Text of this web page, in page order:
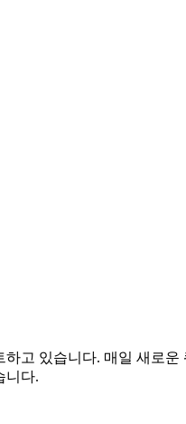
고 있습니다. 매일 새로
니다.